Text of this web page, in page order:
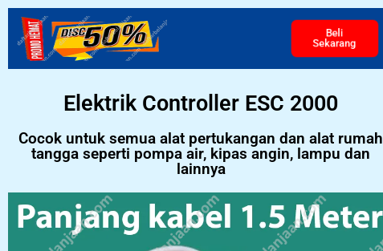
Beli
Sekarang
Elektrik Controller ESC 2000
Cocok untuk semua alat pertukangan dan alat rumah
tangga seperti pompa air, kipas angin, lampu dan
lainnya